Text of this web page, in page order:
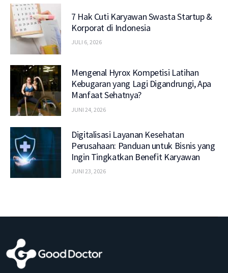
7 Hak Cuti Karyawan Swasta Startup &
Korporat di Indonesia
JULI 6, 2026
Mengenal Hyrox Kompetisi Latihan
Kebugaran yang Lagi Digandrungi, Apa
Manfaat Sehatnya?
JUNI 24, 2026
Digitalisasi Layanan Kesehatan
Perusahaan: Panduan untuk Bisnis yang
Ingin Tingkatkan Benefit Karyawan
JUNI 23, 2026